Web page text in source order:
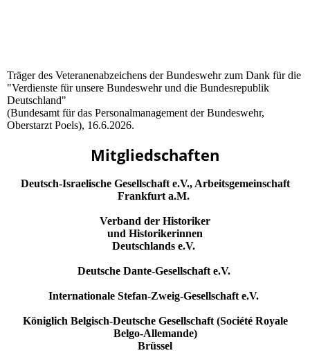
Träger des Veteranenabzeichens der Bundeswehr zum Dank für die
"Verdienste für unsere Bundeswehr und die Bundesrepublik
Deutschland"
(Bundesamt für das Personalmanagement der Bundeswehr,
Oberstarzt Poels), 16.6.2026.
Mitgliedschaften
Deutsch-Israelische Gesellschaft e.V., Arbeitsgemeinschaft
Frankfurt a.M.
Verband der Historiker
und Historikerinnen
Deutschlands e.V.
Deutsche Dante-Gesellschaft e.V.
Internationale Stefan-Zweig-Gesellschaft e.V.
Königlich Belgisch-Deutsche Gesellschaft (Société Royale
Belgo-Allemande)
Brüssel